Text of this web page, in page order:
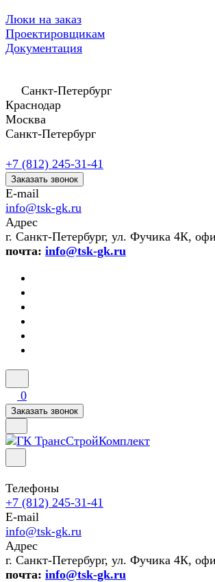
Люки на заказ
Проектировщикам
Документация
Санкт-Петербург
Краснодар
Москва
Санкт-Петербург
+7 (812) 245-31-41
Заказать звонок
E-mail
info@tsk-gk.ru
Адрес
г. Санкт-Петербург, ул. Фучика 4К,
почта: info@tsk-gk.ru
0
Заказать звонок
Телефоны
+7 (812) 245-31-41
E-mail
info@tsk-gk.ru
Адрес
г. Санкт-Петербург, ул. Фучика 4К,
почта: info@tsk-gk.ru